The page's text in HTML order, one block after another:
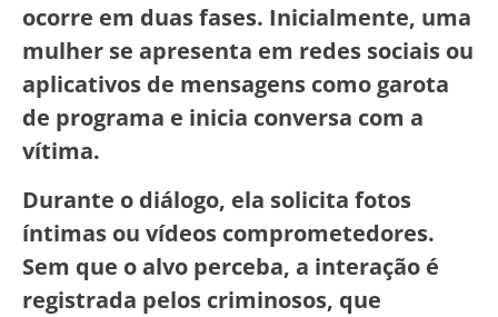
ocorre em duas fases. Inicialmente, uma
mulher se apresenta em redes sociais ou
aplicativos de mensagens como garota
de programa e inicia conversa com a
vítima.
Durante o diálogo, ela solicita fotos
íntimas ou vídeos comprometedores.
Sem que o alvo perceba, a interação é
registrada pelos criminosos, que